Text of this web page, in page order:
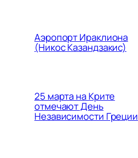
Аэропорт Ираклиона
(Никос Казандзакис)
25 марта на Крите
отмечают День
Независимости Греции